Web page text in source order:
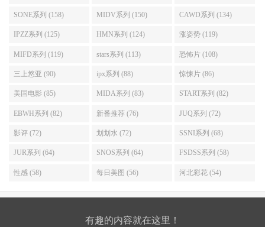
SONE系列 (158) MIDV系列 (150) CAWD系列 (134)
IPZZ系列 (125) HMN系列 (124) 涨姿势 (119)
MIFD系列 (119) stars系列 (113) 恐怖片 (108)
三上悠亚 (90) ipx系列 (88) 惊悚片 (86)
美国电影 (85) MIDA系列 (83) START系列 (82)
EBWH系列 (82) 新番推荐 (76) JUQ系列 (72)
影评 (72) 划划水 (72) SSNI系列 (68)
JUR系列 (64) SNOS系列 (64) FSDSS系列 (58)
性感 (58) 每日美图 (56) 河北彩花 (54)
有趣的内容就在这里！